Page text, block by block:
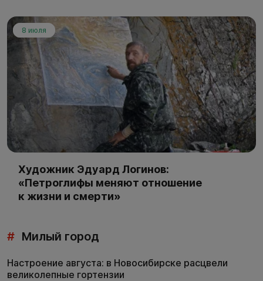
8 июля
Художник Эдуард Логинов:
«Петроглифы меняют отношение
к жизни и смерти»
# Милый город
Настроение августа: в Новосибирске расцвели
великолепные гортензии